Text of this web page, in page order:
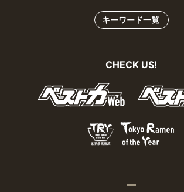
キーワード一覧
CHECK US!